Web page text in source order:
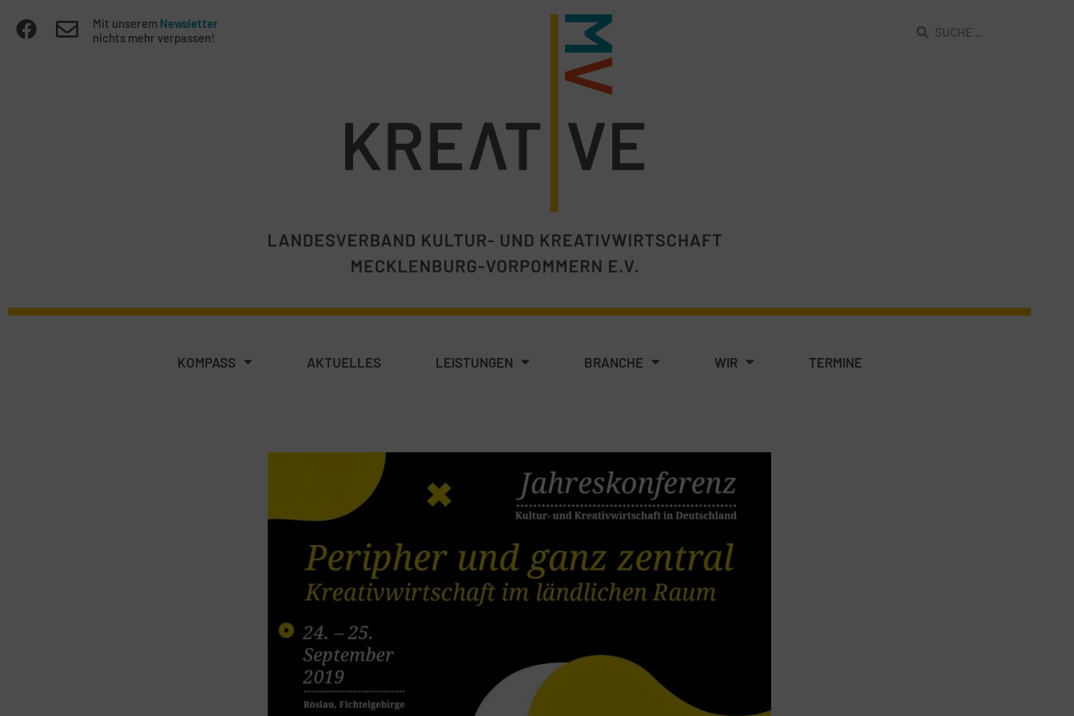
Mit unserem Newsletter
nichts mehr verpassen!
KOMPASS AKTUELLES LEISTUNGEN BRANCHE WIR TERMINE